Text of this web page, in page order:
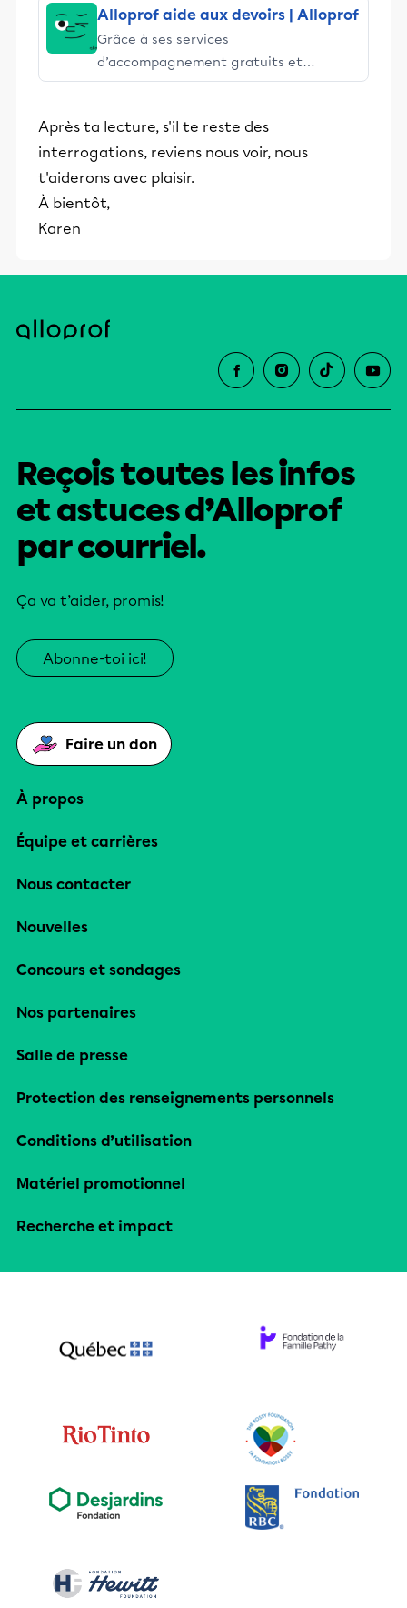
Alloprof aide aux devoirs | Alloprof
Grâce à ses services
d’accompagnement gratuits et
stimulants, Alloprof engage les élèves
éducative.
Après ta lecture, s'il te reste des
interrogations, reviens nous voir, nous
t'aiderons avec plaisir.
À bientôt,
Karen
Reçois toutes les infos
et astuces d’Alloprof
par courriel.
Ça va t’aider, promis!
Abonne-toi ici!
Faire un don
À propos
Équipe et carrières
Nous contacter
Nouvelles
Concours et sondages
Nos partenaires
Salle de presse
Protection des renseignements personnels
Conditions d’utilisation
Matériel promotionnel
Recherche et impact